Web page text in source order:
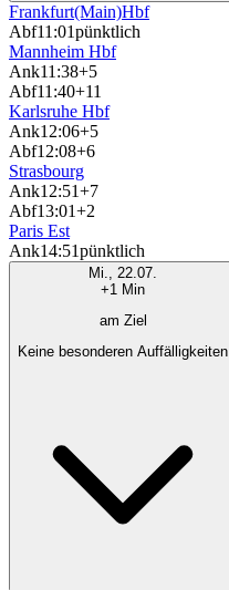
Frankfurt(Main)Hbf
Abf11:01pünktlich
Mannheim Hbf
Ank11:38+5
Abf11:40+11
Karlsruhe Hbf
Ank12:06+5
Abf12:08+6
Strasbourg
Ank12:51+7
Abf13:01+2
Paris Est
Ank14:51pünktlich
Mi., 22.07.
+1 Min
am Ziel
Keine besonderen Auffälligkeiten